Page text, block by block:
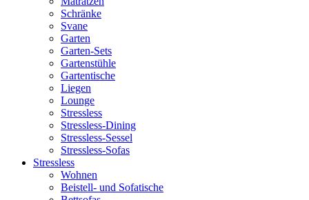
Schränke
Svane
Garten
Garten-Sets
Gartenstühle
Gartentische
Liegen
Lounge
Stressless
Stressless-Dining
Stressless-Sessel
Stressless-Sofas
Stressless
Wohnen
Beistell- und Sofatische